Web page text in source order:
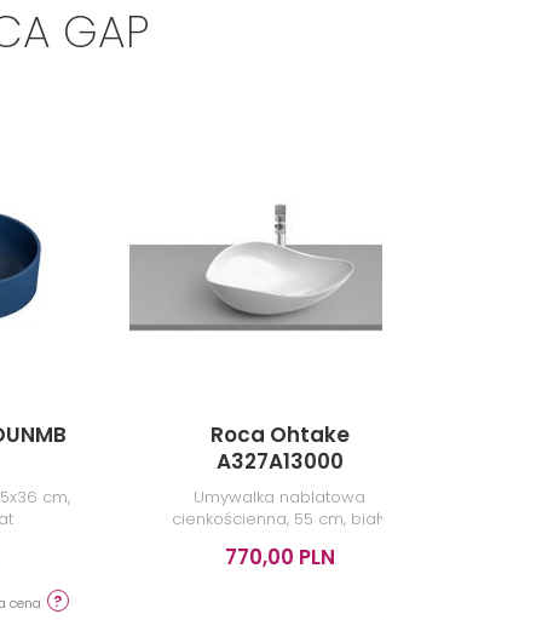
GAP
cm,
cena
Roca Ohtake
A327A13000
Umywalka nablatowa
cienkościenna, 55 cm, biały
770,00 PLN